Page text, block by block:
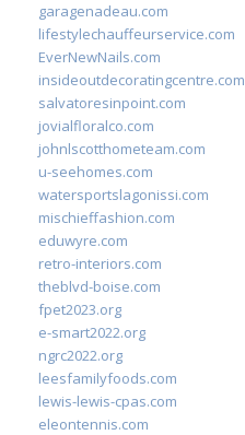
garagenadeau.com
lifestylechauffeurservice.com
EverNewNails.com
insideoutdecoratingcentre.com
salvatoresinpoint.com
jovialfloralco.com
johnlscotthometeam.com
u-seehomes.com
watersportslagonissi.com
mischieffashion.com
eduwyre.com
retro-interiors.com
theblvd-boise.com
fpet2023.org
e-smart2022.org
ngrc2022.org
leesfamilyfoods.com
lewis-lewis-cpas.com
eleontennis.com